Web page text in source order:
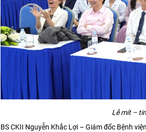
Lễ mít –
BS CKII Nguyễn Khắc Lợi – Giám đốc Bệnh